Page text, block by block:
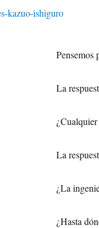
Pensemos
La
La
¿La
¿Hasta